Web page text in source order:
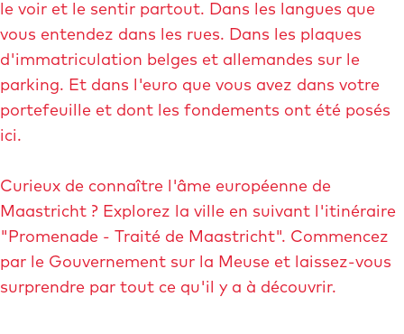
le voir et le sentir partout. Dans les langues que
vous entendez dans les rues. Dans les plaques
d'immatriculation belges et allemandes sur le
parking. Et dans l'euro que vous avez dans votre
portefeuille et dont les fondements ont été posés
ici.
Curieux de connaître l'âme européenne de
Maastricht ? Explorez la ville en suivant l'itinéraire
"Promenade - Traité de Maastricht". Commencez
par le Gouvernement sur la Meuse et laissez-vous
surprendre par tout ce qu'il y a à découvrir.